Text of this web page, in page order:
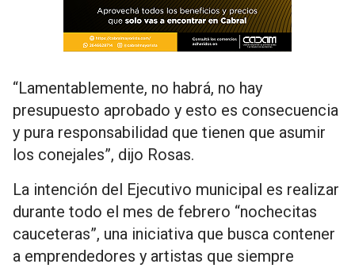
“Lamentablemente, no habrá, no hay
presupuesto aprobado y esto es consecuencia
y pura responsabilidad que tienen que asumir
los conejales”, dijo Rosas.
La intención del Ejecutivo municipal es realizar
durante todo el mes de febrero “nochecitas
cauceteras”, una iniciativa que busca contener
a emprendedores y artistas que siempre